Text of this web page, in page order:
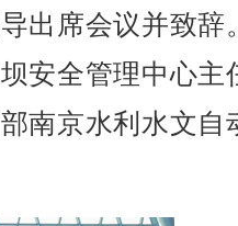
出席会议并致辞
安全管理中心主
南京水利水文自